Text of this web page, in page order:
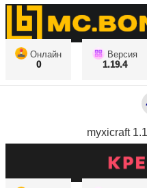
Онлайн
0
Версия
1.19.4
myxicraft